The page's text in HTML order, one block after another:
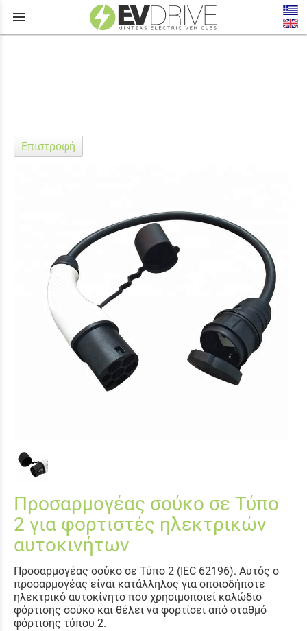
menu
Επιστροφή
Προσαρμογέας σούκο σε Τύπο
2 για φορτιστές ηλεκτρικών
αυτοκινήτων
Προσαρμογέας σούκο σε Τύπο 2 (IEC 62196). Αυτός ο
προσαρμογέας είναι κατάλληλος για οποιοδήποτε
ηλεκτρικό αυτοκίνητο που χρησιμοποιεί καλώδιο
φόρτισης σούκο και θέλει να φορτίσει από σταθμό
φόρτισης τύπου 2.